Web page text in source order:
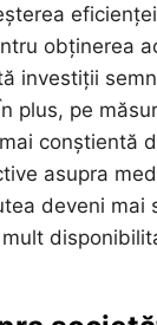
obținerea
investiții
plus, pe
conștientă
asupra
deveni mai